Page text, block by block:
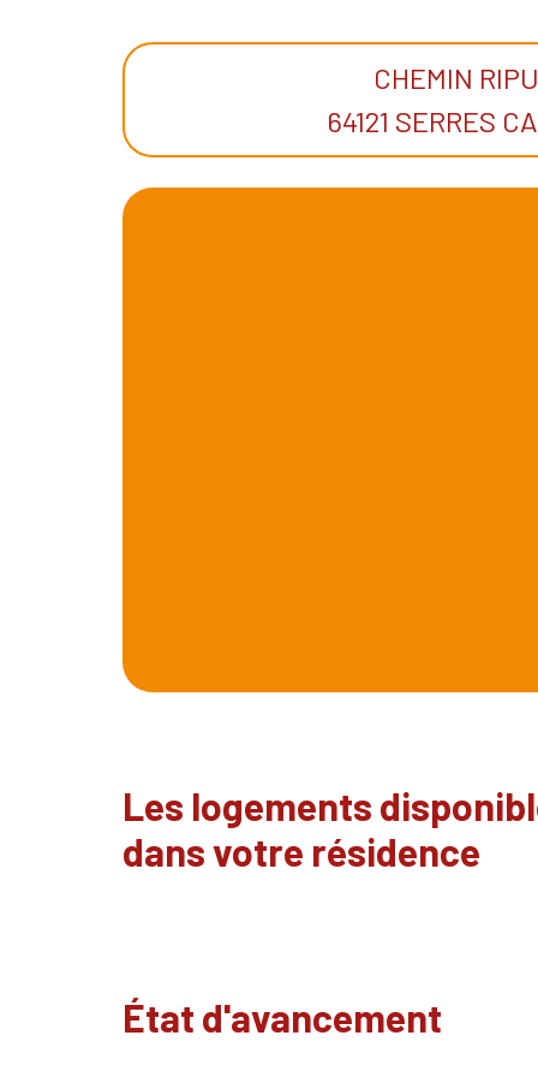
CHEMIN
64121 SERRES
Les logements
dans votre résidence
État d'avancement